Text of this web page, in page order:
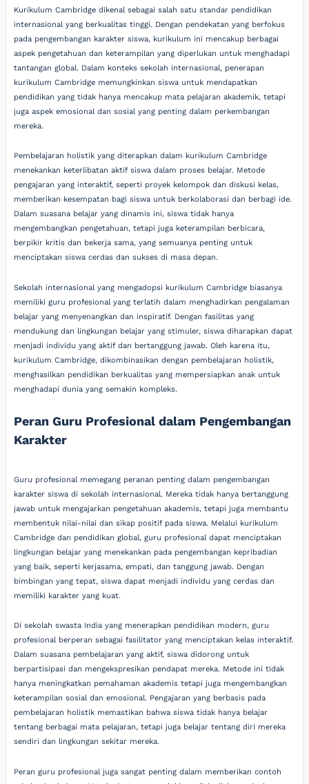
Kurikulum Cambridge dikenal sebagai salah satu standar pendidikan
internasional yang berkualitas tinggi. Dengan pendekatan yang berfokus
pada pengembangan karakter siswa, kurikulum ini mencakup berbagai
aspek pengetahuan dan keterampilan yang diperlukan untuk menghadapi
tantangan global. Dalam konteks sekolah internasional, penerapan
kurikulum Cambridge memungkinkan siswa untuk mendapatkan
pendidikan yang tidak hanya mencakup mata pelajaran akademik, tetapi
juga aspek emosional dan sosial yang penting dalam perkembangan
mereka.
Pembelajaran holistik yang diterapkan dalam kurikulum Cambridge
menekankan keterlibatan aktif siswa dalam proses belajar. Metode
pengajaran yang interaktif, seperti proyek kelompok dan diskusi kelas,
memberikan kesempatan bagi siswa untuk berkolaborasi dan berbagi ide.
Dalam suasana belajar yang dinamis ini, siswa tidak hanya
mengembangkan pengetahuan, tetapi juga keterampilan berbicara,
berpikir kritis dan bekerja sama, yang semuanya penting untuk
menciptakan siswa cerdas dan sukses di masa depan.
Sekolah internasional yang mengadopsi kurikulum Cambridge biasanya
memiliki guru profesional yang terlatih dalam menghadirkan pengalaman
belajar yang menyenangkan dan inspiratif. Dengan fasilitas yang
mendukung dan lingkungan belajar yang stimuler, siswa diharapkan dapat
menjadi individu yang aktif dan bertanggung jawab. Oleh karena itu,
kurikulum Cambridge, dikombinasikan dengan pembelajaran holistik,
menghasilkan pendidikan berkualitas yang mempersiapkan anak untuk
menghadapi dunia yang semakin kompleks.
Peran Guru Profesional dalam Pengembangan
Karakter
Guru profesional memegang peranan penting dalam pengembangan
karakter siswa di sekolah internasional. Mereka tidak hanya bertanggung
jawab untuk mengajarkan pengetahuan akademis, tetapi juga membantu
membentuk nilai-nilai dan sikap positif pada siswa. Melalui kurikulum
Cambridge dan pendidikan global, guru profesional dapat menciptakan
lingkungan belajar yang menekankan pada pengembangan kepribadian
yang baik, seperti kerjasama, empati, dan tanggung jawab. Dengan
bimbingan yang tepat, siswa dapat menjadi individu yang cerdas dan
memiliki karakter yang kuat.
Di sekolah swasta India yang menerapkan pendidikan modern, guru
profesional berperan sebagai fasilitator yang menciptakan kelas interaktif.
Dalam suasana pembelajaran yang aktif, siswa didorong untuk
berpartisipasi dan mengekspresikan pendapat mereka. Metode ini tidak
hanya meningkatkan pemahaman akademis tetapi juga mengembangkan
keterampilan sosial dan emosional. Pengajaran yang berbasis pada
pembelajaran holistik memastikan bahwa siswa tidak hanya belajar
tentang berbagai mata pelajaran, tetapi juga belajar tentang diri mereka
sendiri dan lingkungan sekitar mereka.
Peran guru profesional juga sangat penting dalam memberikan contoh